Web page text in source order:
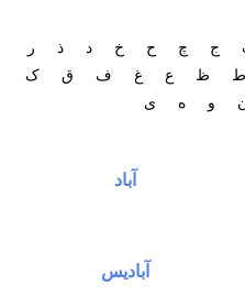
ج چ ح خ د ذ
ر
ط ظ ع غ ف ق
ک
و ه ی
آباد
آبادیس